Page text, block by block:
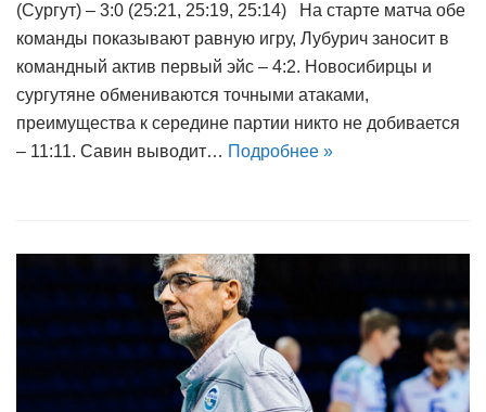
(Сургут) – 3:0 (25:21, 25:19, 25:14) На старте матча обе
команды показывают равную игру, Лубурич заносит в
командный актив первый эйс – 4:2. Новосибирцы и
сургутяне обмениваются точными атаками,
преимущества к середине партии никто не добивается
– 11:11. Савин выводит… Подробнее »